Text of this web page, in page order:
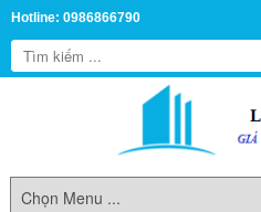
Hotline: 0986866790